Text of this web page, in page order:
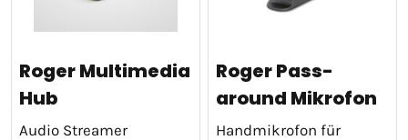
Roger Multimedia
Hub
Audio Streamer
Roger Pass-
around Mikrofon
Handmikrofon für